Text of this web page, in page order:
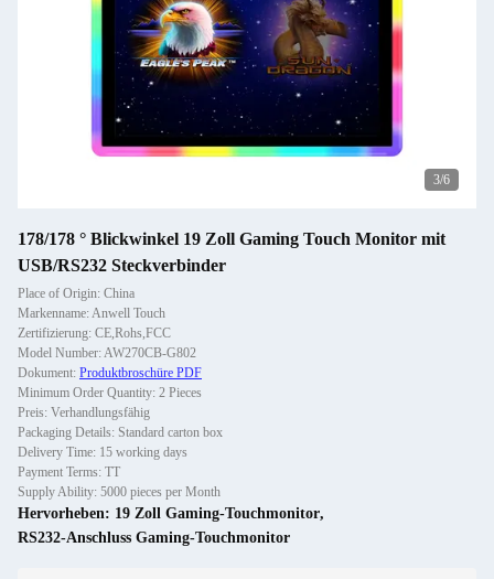
3/6
178/178 ° Blickwinkel 19 Zoll Gaming Touch Monitor mit
USB/RS232 Steckverbinder
Place of Origin: China
Markenname: Anwell Touch
Zertifizierung: CE,Rohs,FCC
Model Number: AW270CB-G802
Dokument: Produktbroschüre PDF
Minimum Order Quantity: 2 Pieces
Preis: Verhandlungsfähig
Packaging Details: Standard carton box
Delivery Time: 15 working days
Payment Terms: TT
Supply Ability: 5000 pieces per Month
Hervorheben: 19 Zoll Gaming-Touchmonitor,
RS232-Anschluss Gaming-Touchmonitor